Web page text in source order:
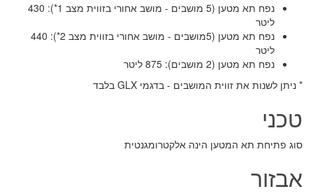
נפח תא מטען (5 מושבים - מושב אחורי בזווית מצב 1*): 430
ליטר
נפח תא מטען (5מושבים - מושב אחורי בזווית מצב 2*): 440
ליטר
נפח תא מטען (2 מושבים): 875 ליטר
* ניתן לשנות את זווית המושבים - בדגמי GLX בלבד
טכני
סוג פתיחת תא המטען הינה אלקטרומגנטית
אבזור